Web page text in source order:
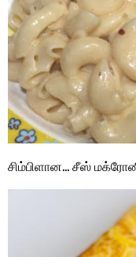
சிம்பிளான… சீஸ்